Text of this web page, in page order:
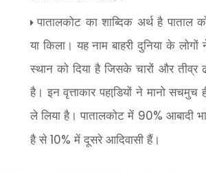
पातालकोट का शाब्दिक अर्थ है पाताल
या किला। यह नाम बाहरी दुनिया के
स्थान को दिया है जिसके चारों और तीव्र
है। इन वृत्ताकार पहाडि़यों ने मानो सचमुच
ले लिया है। पातालकोट में 90% आबादी
है से10% में दूसरे आदिवासी हैं।